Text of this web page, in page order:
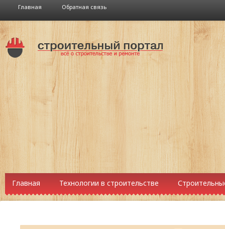
Главная Обратная связь
Главная Технологии в строительстве